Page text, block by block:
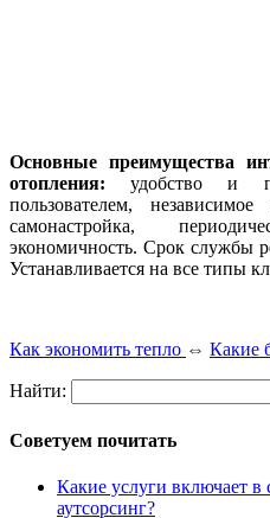
Основные преимущества
отопления: удобство и
пользователем,
самонастройка,
экономичность. Срок службы
Устанавливается на все типы
Как экономить тепло ⇔ Какие
Найти:
Советуем почитать
Какие услуги включает в
аутсорсинг?